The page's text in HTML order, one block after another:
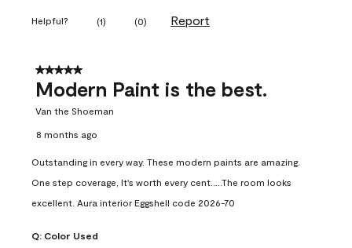
Helpful? (1) (0) Report
5 out of 5 stars.
Modern Paint is the best.
Van the Shoeman
8 months ago
Outstanding in every way. These modern paints are amazing.
One step coverage, It's worth every cent.....The room looks
excellent. Aura interior Eggshell code 2026-70
Q: Color Used